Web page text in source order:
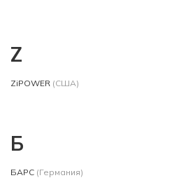
Z
ZiPOWER (США)
Б
БАРС (Германия)